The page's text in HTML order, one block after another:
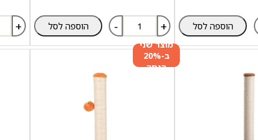
הוספה לסל - + הוספה לסל +
מוצר שני
ב-20%
הנחה